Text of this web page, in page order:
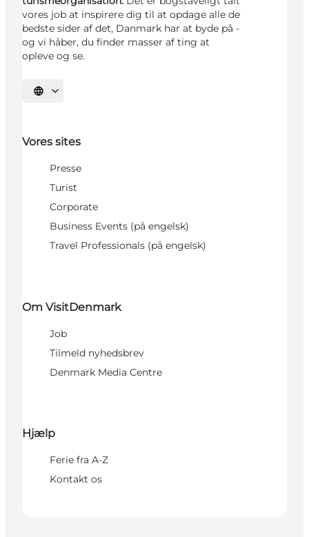
vores job at inspirere dig til at opdage alle de
bedste sider af det, Danmark har at byde på -
og vi håber, du finder masser af ting at
opleve og se.
Vælg sprog
Vores sites
Presse
Turist
Corporate
Business Events (på engelsk)
Travel Professionals (på engelsk)
Om VisitDenmark
Job
Tilmeld nyhedsbrev
Denmark Media Centre
Hjælp
Ferie fra A-Z
Kontakt os